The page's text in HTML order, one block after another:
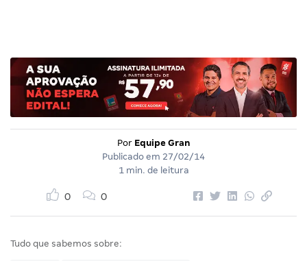
Por Equipe Gran
Publicado em 27/02/14
1 min. de leitura
0 0
Tudo que sabemos sobre: